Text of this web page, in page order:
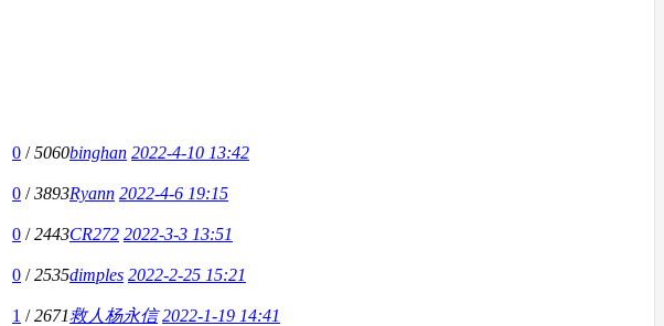
0 /5060binghan 2022-4-10 13:42
0 /3893Ryann 2022-4-6 19:15
0 /2443CR272 2022-3-3 13:51
0 /2535dimples 2022-2-25 15:21
1 /2671救人杨永信 2022-1-19 14:41